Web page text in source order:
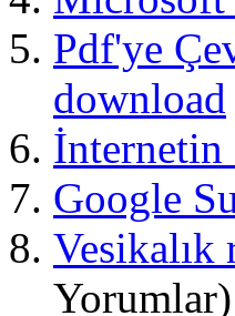
Pdf'ye
download
İnternetin
Google
Vesikalık
Yorumlar)